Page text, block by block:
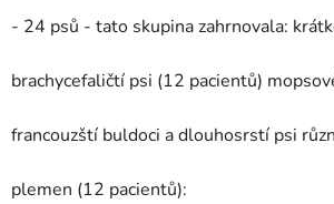
- 24 psů - tato skupina zahrnovala:
brachycefaličtí psi (12 pacientů)
francouzští buldoci a dlouhosrstí psi
plemen (12 pacientů):